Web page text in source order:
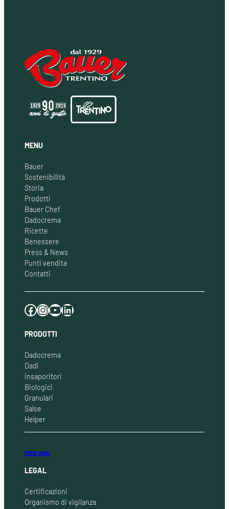
MENU
Bauer
Sostenibilità
Storia
Prodotti
Bauer Chef
Dadocrema
Ricette
Benessere
Press & News
Punti vendita
Contatti
Facebook Instagram YouTube LinkedIn
PRODOTTI
Dadocrema
Dadi
Insaporitori
Biologici
Granulari
Salse
Helper
CATALOGHI
LEGAL
Certificazioni
Organismo di vigilanza